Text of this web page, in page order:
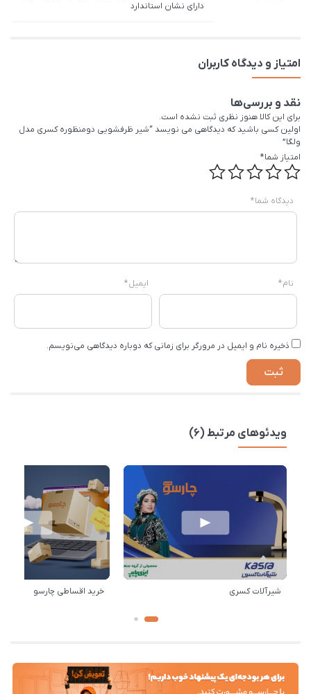
دارای نشان استاندارد
امتیاز و دیدگاه کاربران
نقد و بررسی‌ها
برای این کالا هنوز نظری ثبت نشده است.
اولین کسی باشید که دیدگاهی می نویسد “شیر ظرفشویی دومنظوره کسری مدل
ولگا”
امتیاز شما*
دیدگاه شما*
نام* ایمیل*
ذخیره نام و ایمیل در مرورگر برای زمانی که دوباره دیدگاهی می‌نویسم.
ویدئوهای مرتبط (6)
شیرآلات کسری خرید اقساطی چارسو